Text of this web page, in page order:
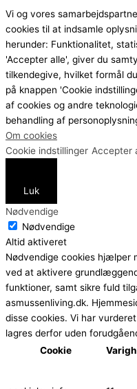
Vi og vores
cookies til at indsamle
herunder: Funktionalitet,
'Accepter alle', giver du
tilkendegive, hvilket formål
på knappen 'Cookie
af cookies og andre
behandling af
Om cookies
Cookie indstillinger Accepter
Luk
Nødvendige
Nødvendige
Altid aktiveret
Nødvendige cookies hjælper
ved at aktivere
funktioner, samt sikre fuld
asmussenliving.dk.
disse cookies. Vi har
lagres derfor uden
Cookie